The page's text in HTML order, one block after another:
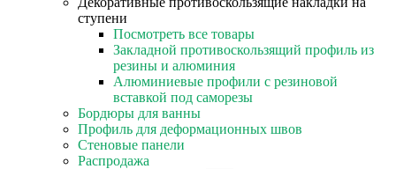
ступени
Посмотреть все товары
Закладной противоскользящий профиль из
резины и алюминия
Алюминиевые профили с резиновой
вставкой под саморезы
Бордюры для ванны
Профиль для деформационных швов
Стеновые панели
Распродажа